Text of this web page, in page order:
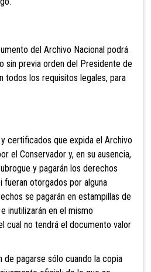
del Archivo Nacional podrá
sin previa orden del Presidente de
todos los requisitos legales, para
certificados que expida el Archivo
el Conservador y, en su ausencia,
y pagarán los derechos
otorgados por alguna
se pagarán en estampillas de
inutilizarán en el mismo
cual no tendrá el documento valor
pagarse sólo cuando la copia